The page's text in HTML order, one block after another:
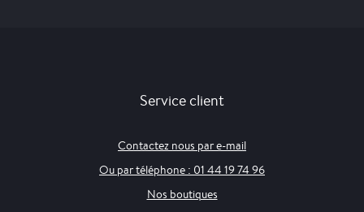
Service client
Contactez nous par e-mail
Ou par téléphone : 01 44 19 74 96
Nos boutiques